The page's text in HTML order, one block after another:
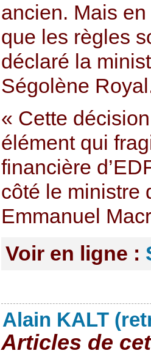
ancien. Mais
que les règles
déclaré la
Ségolène
« Cette
élément qui
financière
côté le ministre
Emmanuel
Voir en ligne :
Alain KALT
Articles de